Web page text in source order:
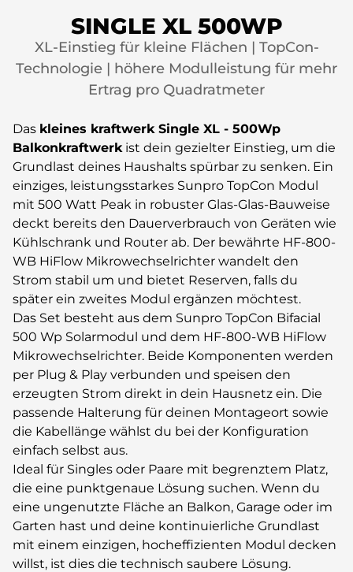
SINGLE XL 500WP
XL-Einstieg für kleine Flächen | TopCon-
Technologie | höhere Modulleistung für mehr
Ertrag pro Quadratmeter
Das kleines kraftwerkSingle XL - 500Wp
Balkonkraftwerkist dein gezielter Einstieg, um die
Grundlast deines Haushalts spürbar zu senken. Ein
einziges, leistungsstarkes Sunpro TopCon Modul
mit 500 Watt Peak in robuster Glas-Glas-Bauweise
deckt bereits den Dauerverbrauch von Geräten wie
Kühlschrank und Router ab. Der bewährte HF-800-
WB HiFlow Mikrowechselrichter wandelt den
Strom stabil um und bietet Reserven, falls du
später ein zweites Modul ergänzen möchtest.
Das Set besteht aus dem Sunpro TopCon Bifacial
500 Wp Solarmodul und dem HF-800-WB HiFlow
Mikrowechselrichter. Beide Komponenten werden
per Plug & Play verbunden und speisen den
erzeugten Strom direkt in dein Hausnetz ein. Die
passende Halterung für deinen Montageort sowie
die Kabellänge wählst du bei der Konfiguration
einfach selbst aus.
Ideal für Singles oder Paare mit begrenztem Platz,
die eine punktgenaue Lösung suchen. Wenn du
eine ungenutzte Fläche an Balkon, Garage oder im
Garten hast und deine kontinuierliche Grundlast
mit einem einzigen, hocheffizienten Modul decken
willst, ist dies die technisch saubere Lösung.